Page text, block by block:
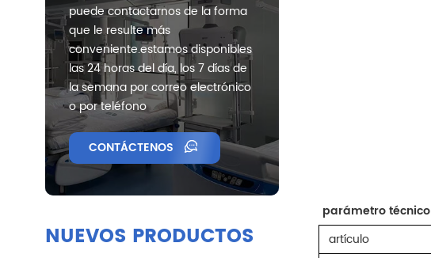
parámetro técnico
artículo
puede contactarnos de la forma
que le resulte más
conveniente.estamos disponibles
las 24 horas del día, los 7 días de
la semana por correo electrónico
o por teléfono
CONTÁCTENOS
NUEVOS PRODUCTOS